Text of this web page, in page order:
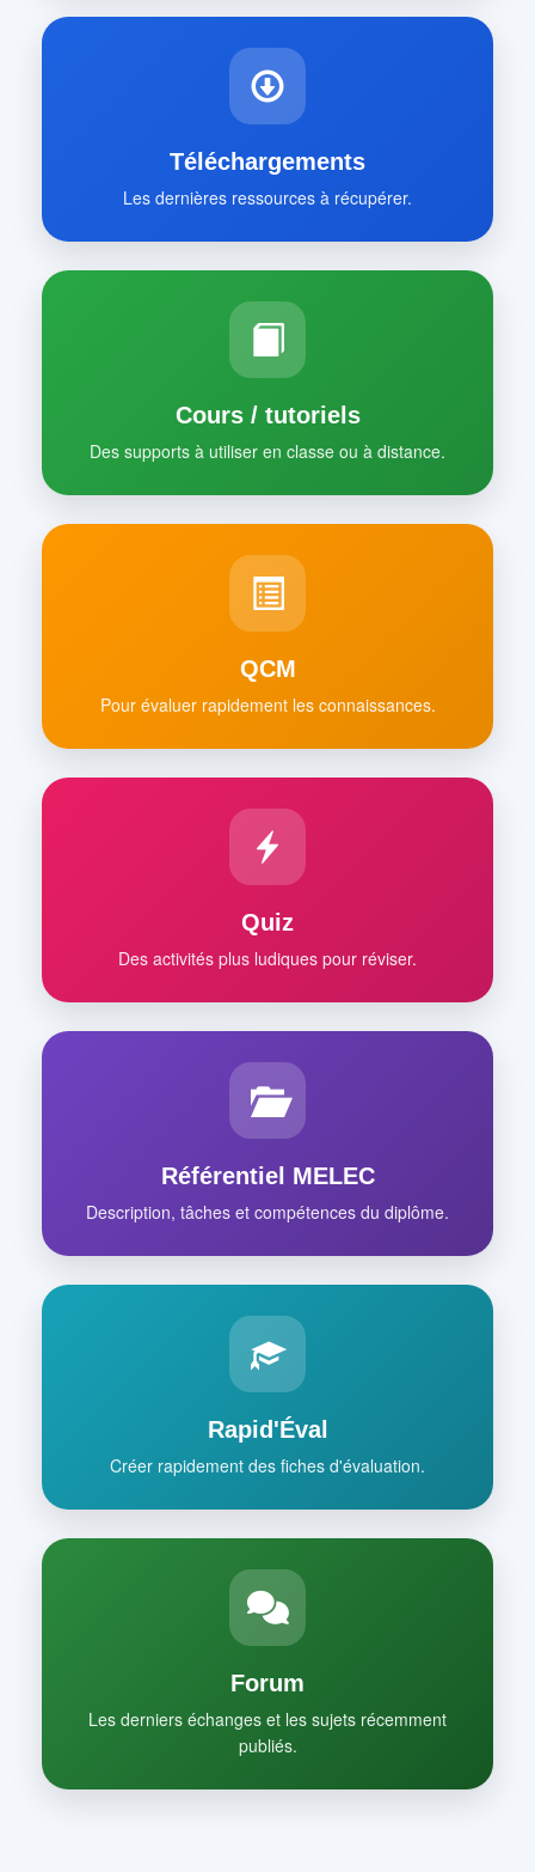
Téléchargements
Les dernières ressources à récupérer.
Cours / tutoriels
Des supports à utiliser en classe ou à distance.
QCM
Pour évaluer rapidement les connaissances.
Quiz
Des activités plus ludiques pour réviser.
Référentiel MELEC
Description, tâches et compétences du diplôme.
Rapid'Éval
Créer rapidement des fiches d'évaluation.
Forum
Les derniers échanges et les sujets récemment
publiés.